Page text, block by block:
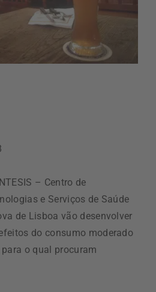
– Centro de
e Serviços de Saúde
de Lisboa vão desenvolver
do consumo moderado
o qual procuram